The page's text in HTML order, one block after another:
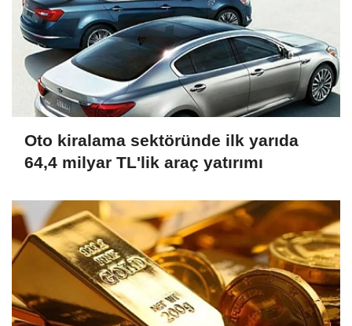
Oto kiralama sektöründe ilk yarıda
64,4 milyar TL'lik araç yatırımı